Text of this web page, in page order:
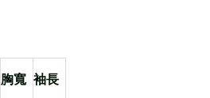
胸寬 袖長